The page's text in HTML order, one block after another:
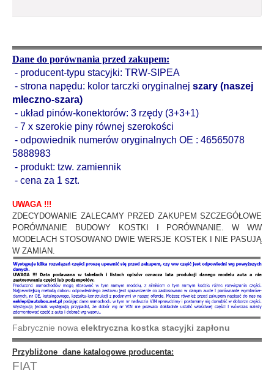
Dane do porównania przed zakupem:
- producent-typu stacyjki: TRW-SIPEA
- strona napędu: kolor tarczki oryginalnej szary (naszej
mleczno-szara)
- układ pinów-konektorów: 3 rzędy (3+3+1)
- 7 x szerokie piny równej szerokości
- odpowiednik numerów oryginalnych OE : 46565078
5888983
- produkt: tzw. zamiennik
- cena za 1 szt.
UWAGA !!!
ZDECYDOWANIE ZALECAMY PRZED ZAKUPEM SZCZEGÓŁOWE
PORÓWNANIE BUDOWY KOSTKI I PORÓWNANIE. W WW
MODELACH STOSOWANO DWIE WERSJE KOSTEK I NIE PASUJĄ
W ZAMIAN.
Fabrycznie nowa elektryczna kostka stacyjki zapłonu
Przybliżone dane katalogowe producenta:
FIAT